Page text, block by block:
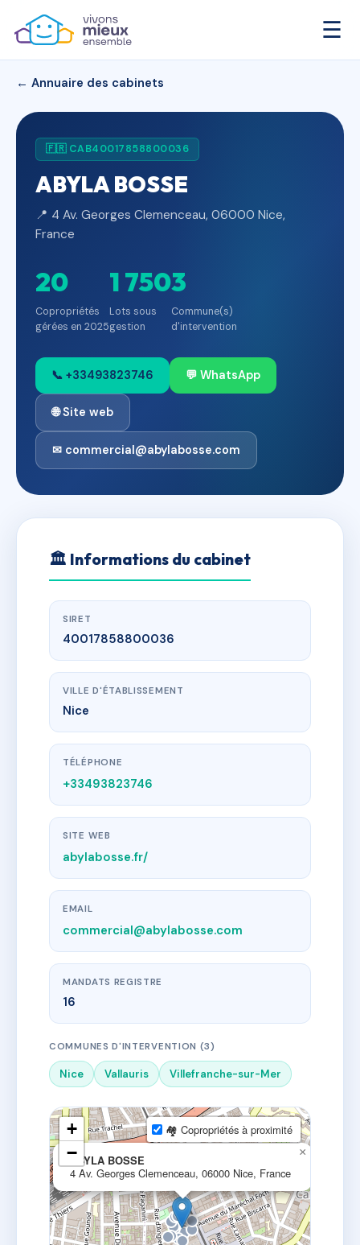
☰
← Annuaire des cabinets
🇫🇷 CAB40017858800036
ABYLA BOSSE
📍 4 Av. Georges Clemenceau, 06000 Nice,
France
20
Copropriétés
gérées en 2025
1 750
Lots sous
gestion
3
Commune(s)
d'intervention
📞 +33493823746 💬 WhatsApp
🌐 Site web
✉ commercial@abylabosse.com
🏛 Informations du cabinet
SIRET
40017858800036
VILLE D'ÉTABLISSEMENT
Nice
TÉLÉPHONE
+33493823746
SITE WEB
abylabosse.fr/
EMAIL
commercial@abylabosse.com
MANDATS REGISTRE
16
COMMUNES D'INTERVENTION (3)
Nice Vallauris Villefranche-sur-Mer
ABYLA BOSSE
4 Av. Georges Clemenceau, 06000 Nice, France
×
+
−
🏘 Copropriétés à proximité